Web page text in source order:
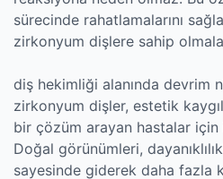
sürecinde rahatlamalarını
zirkonyum dişlere sahip
diş hekimliği alanında devrim
zirkonyum dişler, estetik
bir çözüm arayan hastalar
Doğal görünümleri,
sayesinde giderek daha fazla